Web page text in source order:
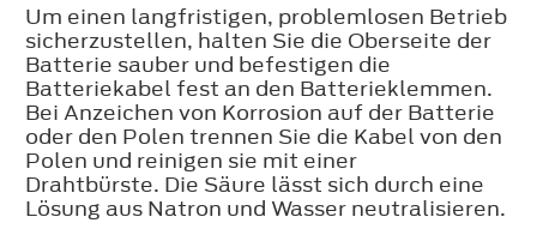
Um einen langfristigen, problemlosen Betrieb
sicherzustellen, halten Sie die Oberseite der
Batterie sauber und befestigen die
Batteriekabel fest an den Batterieklemmen.
Bei Anzeichen von Korrosion auf der Batterie
oder den Polen trennen Sie die Kabel von den
Polen und reinigen sie mit einer
Drahtbürste. Die Säure lässt sich durch eine
Lösung aus Natron und Wasser neutralisieren.